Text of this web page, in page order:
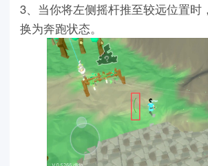
3、当你将左侧摇杆推至较远位置时
换为奔跑状态。